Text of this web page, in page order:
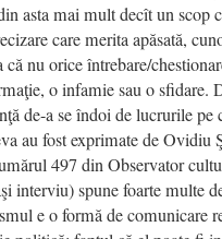
asta mai mult decît un scop
care merita apăsată,
că nu orice întrebare/
o infamie sau o sfidare.
de-a se îndoi de lucrurile pe
au fost exprimate de Ovidiu
497 din Observator
interviu) spune foarte multe
e o formă de comunicare